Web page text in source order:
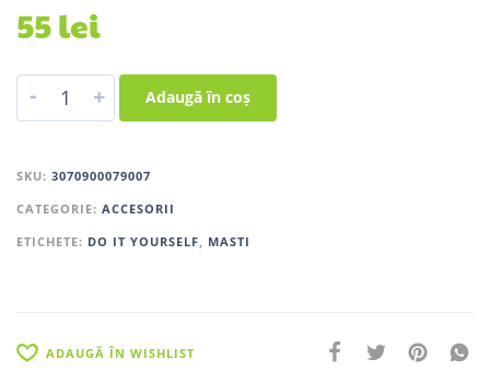
55lei
- + Adaugă în coș
SKU: 3070900079007
CATEGORIE: ACCESORII
ETICHETE: DO IT YOURSELF MASTI
ADAUGĂ ÎN WISHLIST